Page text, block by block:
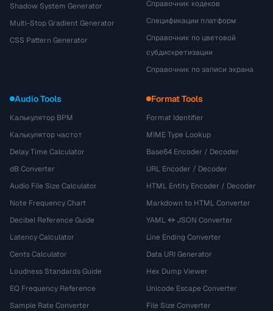
Shadow System Generator
Multi-Stop Gradient Generator
CSS Pattern Generator
Справочник кодеков
Спецификации платформ
Справочник по цветовой
субдискретизации
Справочник по записи экрана
Audio Tools
Калькулятор BPM
Калькулятор частот
Delay Time Calculator
dB Converter
Audio File Size Calculator
Note Frequency Chart
Decibel Reference Guide
Latency Calculator
Cents Calculator
Loudness Standards Guide
EQ Frequency Reference
Sample Rate Converter
Format Tools
Format Identifier
MIME Type Lookup
Base64 Encoder / Decoder
URL Encoder / Decoder
HTML Entity Encoder / Decoder
Markdown to HTML Converter
YAML ↔ JSON Converter
Line Ending Converter
Data URI Generator
Hex Dump Viewer
Unicode Escape Converter
File Size Converter